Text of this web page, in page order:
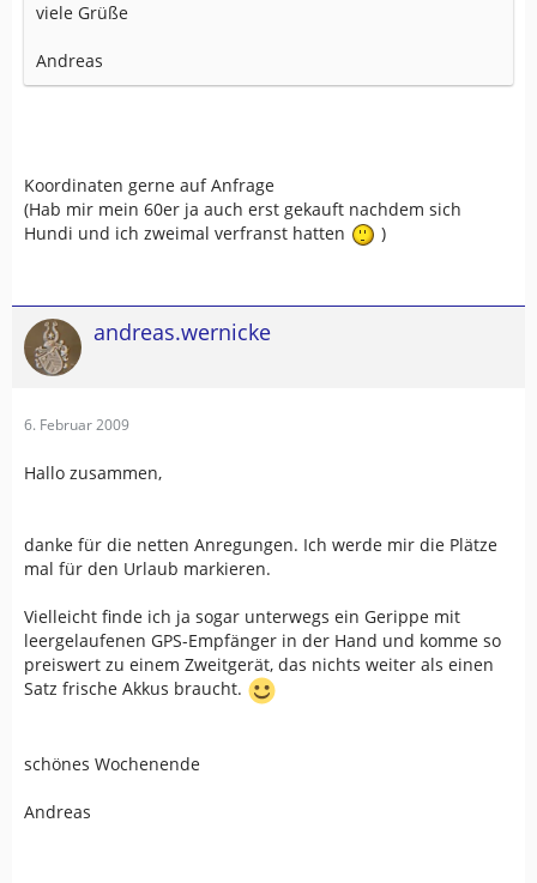
viele Grüße
Andreas
Koordinaten gerne auf Anfrage
(Hab mir mein 60er ja auch erst gekauft nachdem sich
Hundi und ich zweimal verfranst hatten
)
andreas.wernicke
6. Februar 2009
Hallo zusammen,
danke für die netten Anregungen. Ich werde mir die Plätze
mal für den Urlaub markieren.
Vielleicht finde ich ja sogar unterwegs ein Gerippe mit
leergelaufenen GPS-Empfänger in der Hand und komme so
preiswert zu einem Zweitgerät, das nichts weiter als einen
Satz frische Akkus braucht.
schönes Wochenende
Andreas